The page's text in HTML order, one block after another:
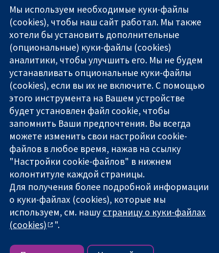
Надёжные
доказательства
Информированные
решения
Во благо
здоровья
11-13 Cavendish
Square
London
W1G 0AN
United Kingdom
Связаться с
нами
Новости
Пресс-
служба
О нас
Работа
Cochrane
Library
The Cochrane Collaboration is a charity (no. 1045921) and a
company limited by guarantee (no. 03044323) registered in
England & Wales. VAT registration number GB 718 2127 49.
Copyright © 2026 The Cochrane Collaboration
Условия использования веб-сайта|Отказ от
Мы используем необходимые куки-файлы
(cookies), чтобы наш сайт работал. Мы также
хотели бы установить дополнительные
(опциональные) куки-файлы (cookies)
аналитики, чтобы улучшить его. Мы не будем
устанавливать опциональные куки-файлы
(cookies), если вы их не включите. С помощью
этого инструмента на Вашем устройстве
будет установлен файл cookie, чтобы
запомнить Ваши предпочтения. Вы всегда
можете изменить свои настройки cookie-
файлов в любое время, нажав на ссылку
"Настройки cookie-файлов" в нижнем
колонтитуле каждой страницы.
Для получения более подробной информации
о куки-файлах (cookies), которые мы
используем, см. нашу страницу о куки-файлах
(cookies)
".